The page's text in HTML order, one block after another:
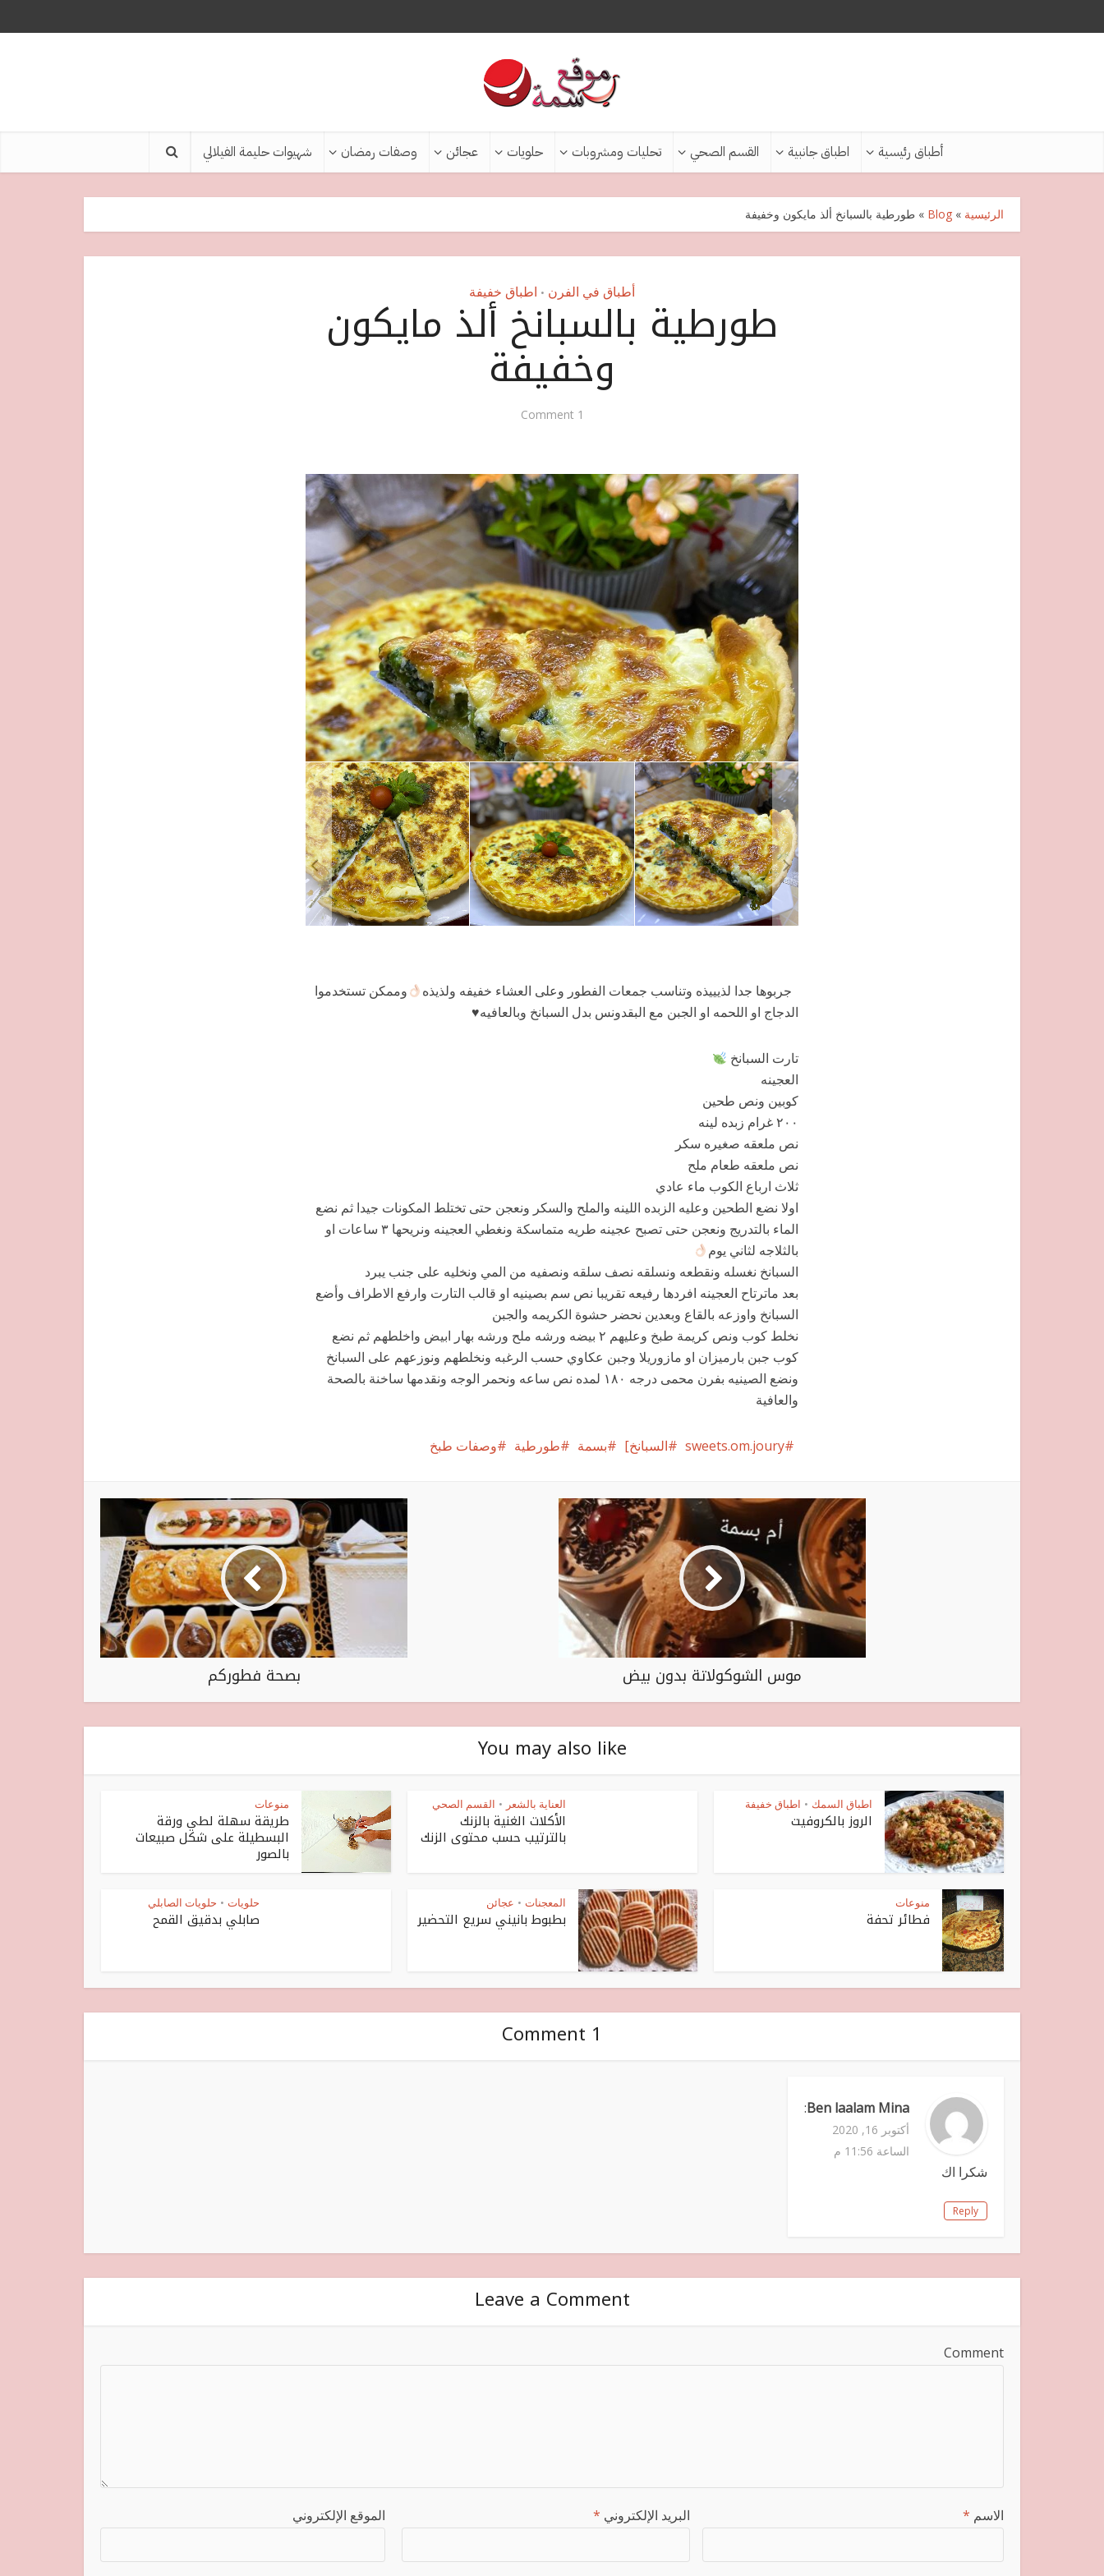
أطباق رئيسية اطباق جانبية القسم الصحي تحليات ومشروبات حلويات عجائن وصفات رمضان شهيوات حليمة الفيلالي
الرئيسية »
Blog
» طورطية بالسبانخ ألذ مايكون وخفيفة
أطباق في الفرن • اطباق خفيفة
طورطية بالسبانخ ألذ مايكون
وخفيفة
1 Comment
جربوها جدا لذيييذه وتناسب جمعات الفطور وعلى العشاء خفيفه ولذيذه
وممكن تستخدموا
الدجاج او اللحمه او الجبن مع البقدونس بدل السبانخ وبالعافيه♥️
تارت السبانخ
العجينه
كوبين ونص طحين
٢٠٠ غرام زبده لينه
نص ملعقه صغيره سكر
نص ملعقه طعام ملح
ثلاث ارباع الكوب ماء عادي
اولا نضع الطحين وعليه الزبده اللينه والملح والسكر ونعجن حتى تختلط المكونات جيدا ثم نضع
الماء بالتدريج ونعجن حتى تصبح عجينه طريه متماسكة ونغطي العجينه ونريحها ٣ ساعات او
بالثلاجه لثاني يوم
السبانخ نغسله ونقطعه ونسلقه نصف سلقه ونصفيه من المي ونخليه على جنب يبرد
بعد ماترتاح العجينه افردها رفيعه تقريبا نص سم بصينيه او قالب التارت وارفع الاطراف وأضع
السبانخ واوزعه بالقاع وبعدين نحضر حشوة الكريمه والجبن
نخلط كوب ونص كريمة طبخ وعليهم ٢ بيضه ورشه ملح ورشه بهار ابيض واخلطهم ثم نضع
كوب جبن بارميزان او مازوريلا وجبن عكاوي حسب الرغبه ونخلطهم ونوزعهم على السبانخ
ونضع الصينيه بفرن محمى درجه ١٨٠ لمده نص ساعه ونحمر الوجه ونقدمها ساخنة بالصحة
والعافية
sweets.om.joury السبانخ] بسمة طورطية وصفات طبخ
بصحة فطوركم موس الشوكولاتة بدون بيض
You may also like
اطباق السمك • اطباق خفيفة
الروز بالكروفيت
العناية بالشعر • القسم الصحي
الأكلات الغنية بالزنك
بالترتيب حسب محتوى الزنك
منوعات
طريقة سهلة لطي ورقة
البسطيلة على شكل صبيعات
بالصور
منوعات
فطائر تحفة
المعجنات • عجائن
بطبوط بانيني سريع التحضير
حلويات • حلويات الصابلي
صابلي بدقيق القمح
1 Comment
Ben laalam Mina
:
أكتوبر 16, 2020
الساعة 11:56 م
شكرا اك
Reply
Leave a Comment
Comment
الاسم * البريد الإلكتروني * الموقع الإلكتروني